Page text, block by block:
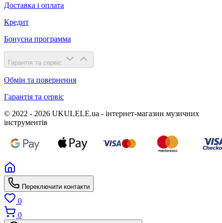
Доставка і оплата
Кредит
Бонусна программа
Гарантія та сервіс
Обмін та повернення
Гарантія та сервіс
© 2022 - 2026 UKULELE.ua - інтернет-магазин музичних
інструментів
Переключити контакти
0
0